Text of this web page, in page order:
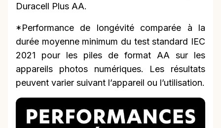
Duracell Plus AA.
*Performance de longévité comparée à la
durée moyenne minimum du test standard IEC
2021 pour les piles de format AA sur les
appareils photos numériques. Les résultats
peuvent varier suivant l’appareil ou l’utilisation.